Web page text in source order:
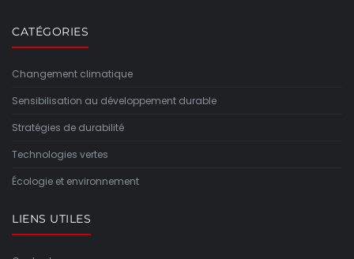
CATÉGORIES
Changement climatique
Sensibilisation au développement durable
Stratégies de durabilité
Technologies vertes
Écologie et environnement
LIENS UTILES